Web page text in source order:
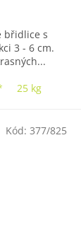
břidlice s
3 - 6 cm.
25 kg
Kód: 377/825